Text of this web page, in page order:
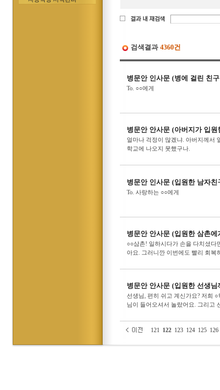
검색결과 4360건
병문안 인사문 (병에 걸린 친
To. ○○에게
병문안 안사문 (아버지가 입원
얼마나 걱정이 많겠냐. 아버지께서
학교에 나오지 못했구나.
병문안 인사문 (입원한 남자
To. 사랑하는 ○○에게
병문안 안사문 (입원한 삼촌에
○○삼촌! 일하시다가 손을 다치셨다
아요. 그러니깐 이번에도 빨리 회복
병문안 안사문 (입원한 선생님
선생님, 편히 쉬고 계신가요? 저희
님이 들어오셔서 놀랐어요. 그리고
121 122 123 124 125 126